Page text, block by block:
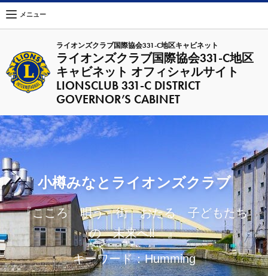
ライオンズクラブ国際協会331-C地区キャビネット
ライオンズクラブ国際協会331-C地区
キャビネット オフィシャルサイト
LIONSCLUB 331-C DISTRICT
GOVERNOR’S CABINET
メニュー
小樽みなとライオンズクラブ
『こころ 唄う 街 おたる 子どもたち
の 未来へ‼ 』
キーワード：Humming